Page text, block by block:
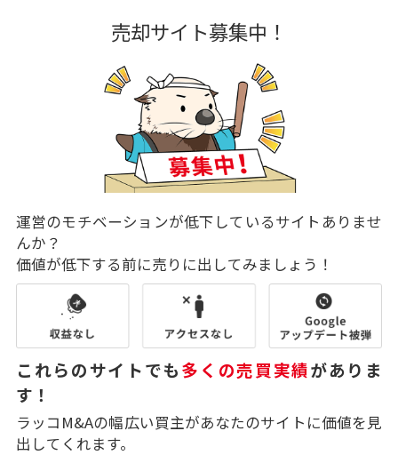
売却サイト募集中！
運営のモチベーションが低下しているサイトありませ
んか？
価値が低下する前に売りに出してみましょう！
これらのサイトでも多くの売買実績がありま
す！
ラッコM&Aの幅広い買主があなたのサイトに価値を見
出してくれます。